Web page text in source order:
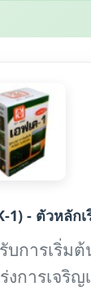
1) - ตัวหลัก
บการเริ่ม
การเจริญ